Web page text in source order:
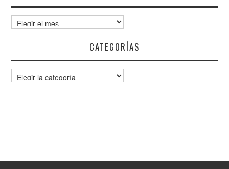
Archivos
CATEGORÍAS
Categorías